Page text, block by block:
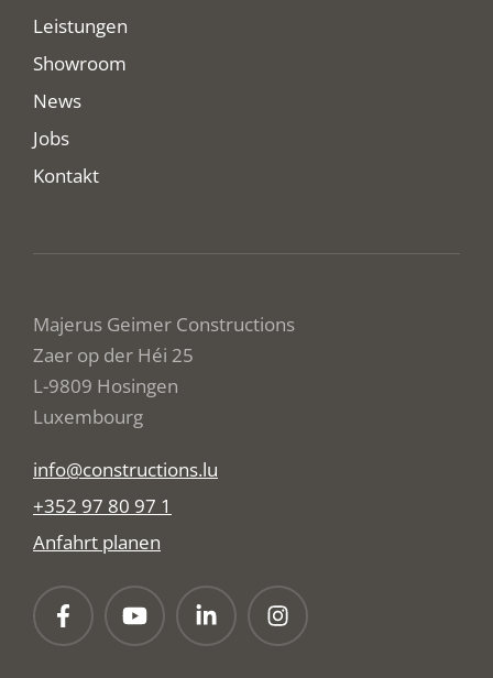
Leistungen
Showroom
News
Jobs
Kontakt
Majerus Geimer Constructions
Zaer op der Héi 25
L-9809 Hosingen
Luxembourg
info@constructions.lu
+352 97 80 97 1
Anfahrt planen